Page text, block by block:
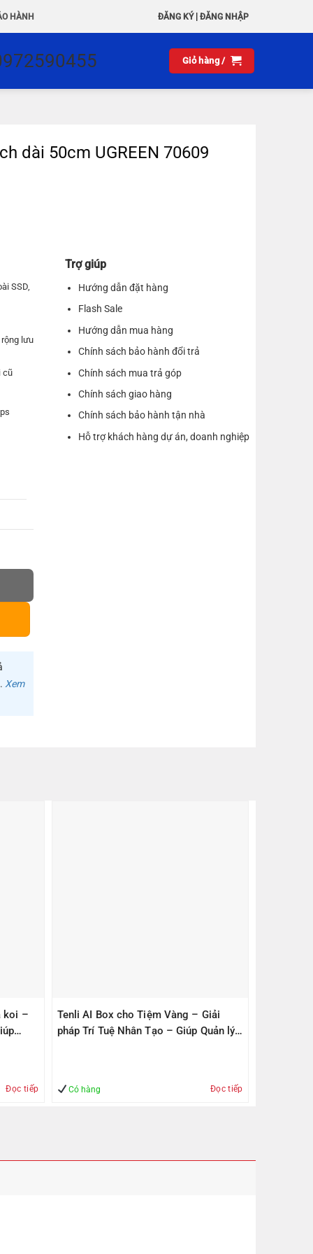
HÀNH ĐĂNG KÝ| ĐĂNG NHẬP
Giỏ hàng /
dài 50cm UGREEN 70609
SSD,
lưu
cũ
Xem
Trợ giúp
Hướng dẫn đặt hàng
Flash Sale
Hướng dẫn mua hàng
Chính sách bảo hành đổi trả
Chính sách mua trả góp
Chính sách giao hàng
Chính sách bảo hành tận nhà
Hỗ trợ khách hàng dự án, doanh nghiệp
koi –
Đọc tiếp
Tenli AI Box cho Tiệm Vàng – Giải
pháp Trí Tuệ Nhân Tạo – Giúp Quản lý
Có hàng Đọc tiếp